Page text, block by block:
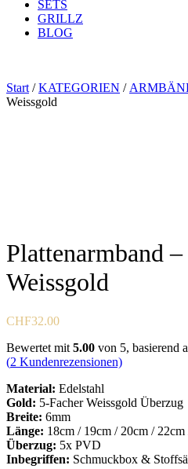
SETS
GRILLZ
BLOG
Start /KATEGORIEN /
Weissgold
Plattenarmband
Weissgold
CHF32.00
Bewertet mit 5.00 von 5, basierend
(2 Kundenrezensionen)
Material: Edelstahl
Gold: 5-Facher Weissgold Überzug
Breite: 6mm
Länge: 18cm / 19cm / 20cm / 22cm
Überzug: 5x PVD
Inbegriffen: Schmuckbox &